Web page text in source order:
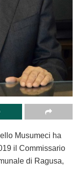
Musumeci ha
il Commissario
di Ragusa,